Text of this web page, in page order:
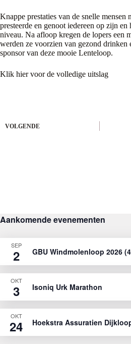
Knappe prestaties van de snelle mensen
presteerde en genoot iedereen op zijn en
niveau. Na afloop kregen de lopers een
werden ze voorzien van gezond drinken
sponsor van deze mooie Lenteloop.
Klik hiervoor de volledige uitslag
VOLGENDE
Aankomende evenementen
SEP
2 GBU Windmolenloop 2026
OKT
3 Isoniq Urk Marathon
OKT
24 Hoekstra Assuratien